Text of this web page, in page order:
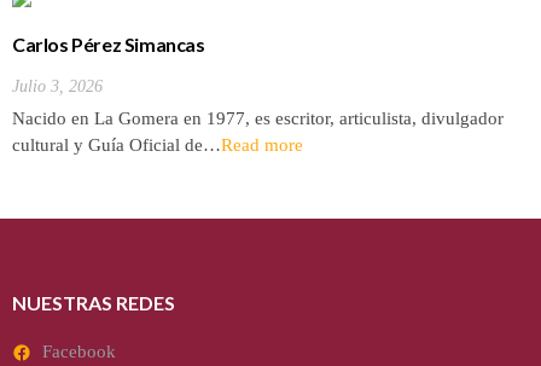
Carlos Pérez Simancas
Julio 3, 2026
Nacido en La Gomera en 1977, es escritor, articulista, divulgador
cultural y Guía Oficial de…Read more
NUESTRAS REDES
Facebook